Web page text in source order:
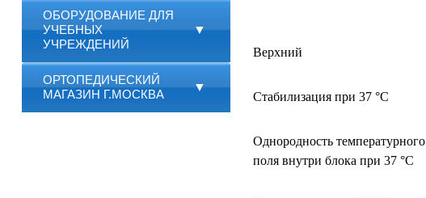
ОБОРУДОВАНИЕ ДЛЯ
УЧЕБНЫХ
УЧРЕЖДЕНИЙ
▼
ОРТОПЕДИЧЕСКИЙ
МАГАЗИН Г.МОСКВА
▼
Верхний
Стабилизация при 37 °C
Однородность температурного
поля внутри блока при 37 °C